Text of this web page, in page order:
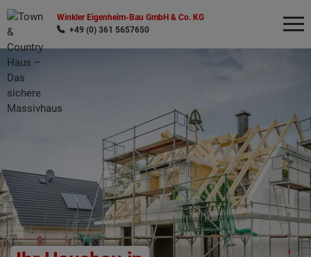
Winkler Eigenheim-Bau GmbH & Co. KG
+49 (0) 361 5657650
Wonach möchten Sie suchen?